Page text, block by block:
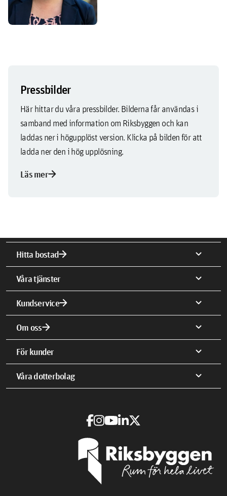
Pressbilder
Här hittar du våra pressbilder. Bilderna får användas i
samband med information om Riksbyggen och kan
laddas ner i högupplöst version. Klicka på bilden för att
ladda ner den i hög upplösning.
Läs merarrow_forward
Hitta bostadarrow_forward expand_more
Våra tjänster expand_more
Kundservicearrow_forward expand_more
Om ossarrow_forward expand_more
För kunder expand_more
Våra dotterbolag expand_more